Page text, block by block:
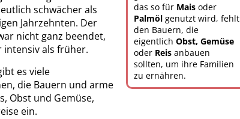
das so für Mais oder
Palmöl genutzt wird, fehlt
den Bauern, die
eigentlichObst, Gemüse
oder Reis anbauen
sollten, um ihre Familien
zu ernähren.
schwächer als
Jahrzehnten. Der
nicht ganz beendet,
intensiv als früher.
es viele
die Bauern und arme
Obst und Gemüse,
ein.